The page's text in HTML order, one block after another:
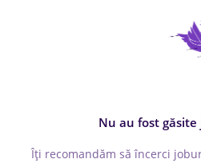
Nu au fost
Îți recomandăm să încerci